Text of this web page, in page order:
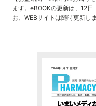
ます。eBOOKの更新は、12
お、WEBサイトは随時更新しま